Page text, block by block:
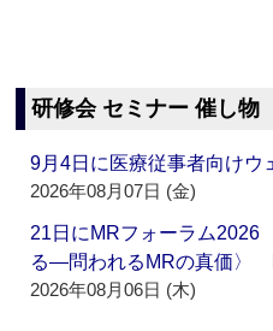
研修会 セミナー 催し物
9月4日に医療従事者向け
2026年08月07日 (金)
21日にMRフォーラム2026
る―問われるMRの真価〉
2026年08月06日 (木)